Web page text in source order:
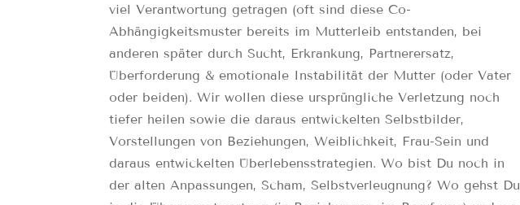
viel Verantwortung getragen (oft sind diese Co-
Abhängigkeitsmuster bereits im Mutterleib entstanden, bei
anderen später durch Sucht, Erkrankung, Partnerersatz,
Überforderung & emotionale Instabilität der Mutter (oder Vater
oder beiden). Wir wollen diese ursprüngliche Verletzung noch
tiefer heilen sowie die daraus entwickelten Selbstbilder,
Vorstellungen von Beziehungen, Weiblichkeit, Frau-Sein und
daraus entwickelten Überlebensstrategien. Wo bist Du noch in
der alten Anpassungen, Scham, Selbstverleugnung? Wo gehst Du